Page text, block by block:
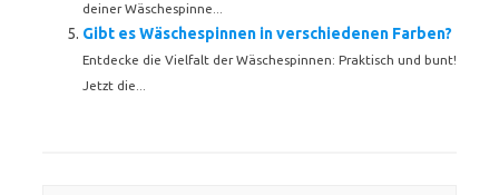
deiner Wäschespinne...
Gibt es Wäschespinnen in verschiedenen Farben?
Entdecke die Vielfalt der Wäschespinnen: Praktisch und bunt!
Jetzt die...